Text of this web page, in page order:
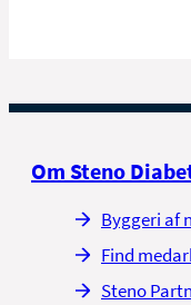
Om Steno
Byggeri af
Find
Steno